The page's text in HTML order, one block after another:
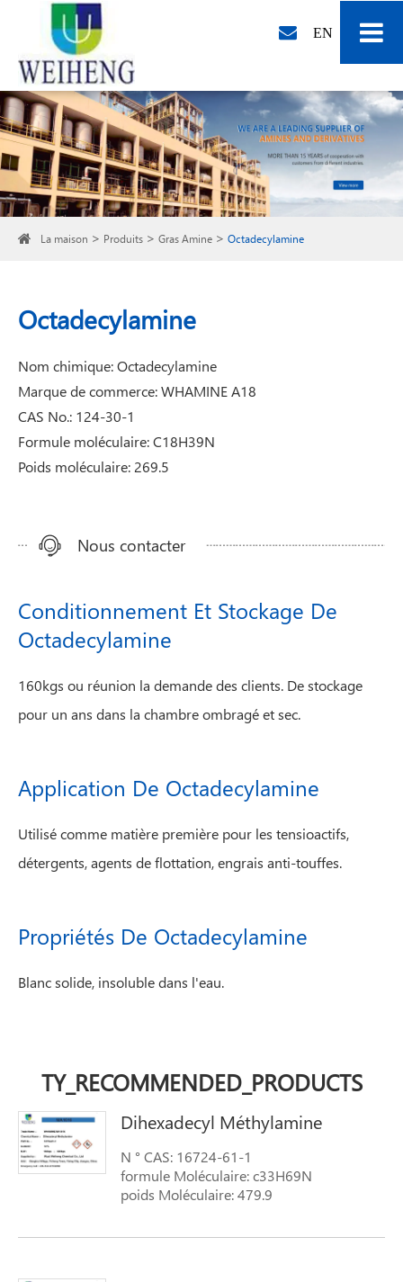
EN
La maison Produits Gras Amine Octadecylamine
Octadecylamine
Nom chimique: Octadecylamine
Marque de commerce: WHAMINE A18
CAS No.: 124-30-1
Formule moléculaire: C18H39N
Poids moléculaire: 269.5
Nous contacter
Conditionnement Et Stockage De
Octadecylamine
160kgs ou réunion la demande des clients. De stockage
pour un ans dans la chambre ombragé et sec.
Application De Octadecylamine
Utilisé comme matière première pour les tensioactifs,
détergents, agents de flottation, engrais anti-touffes.
Propriétés De Octadecylamine
Blanc solide, insoluble dans l'eau.
TY_RECOMMENDED_PRODUCTS
Dihexadecyl Méthylamine
N ° CAS: 16724-61-1
formule Moléculaire: c33H69N
poids Moléculaire: 479.9